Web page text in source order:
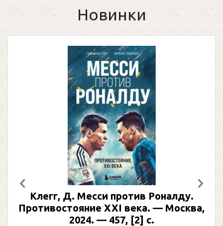
Новинки
Клегг, Д. Месси против Роналду.
Противостояние XXI века. — Москва,
2024. — 457, [2] с.
Предыдущий